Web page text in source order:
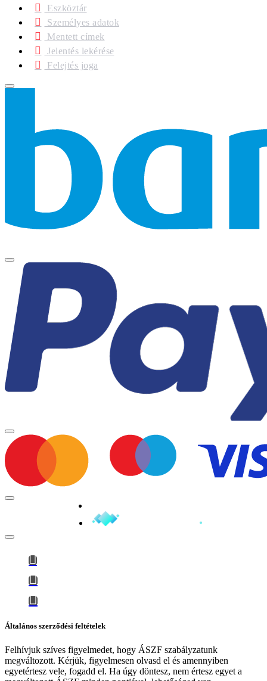
Eszköztár
Személyes adatok
Mentett címek
Jelentés lekérése
Felejtés joga
Általános szerződési feltételek
Felhívjuk szíves figyelmedet, hogy ÁSZF szabályzatunk
megváltozott. Kérjük, figyelmesen olvasd el és amennyiben
egyetértesz vele, fogadd el. Ha úgy döntesz, nem értesz egyet a